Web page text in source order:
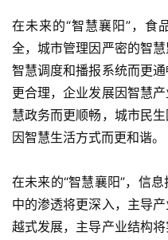
在未来的“智慧襄阳”，食
全，城市管理因严密的智
智慧调度和播报系统而更
更合理，企业发展因智慧
慧政务而更顺畅，城市民
因智慧生活方式而更和谐。
在未来的“智慧襄阳”，信
中的渗透将更深入，主导
越式发展，主导产业结构